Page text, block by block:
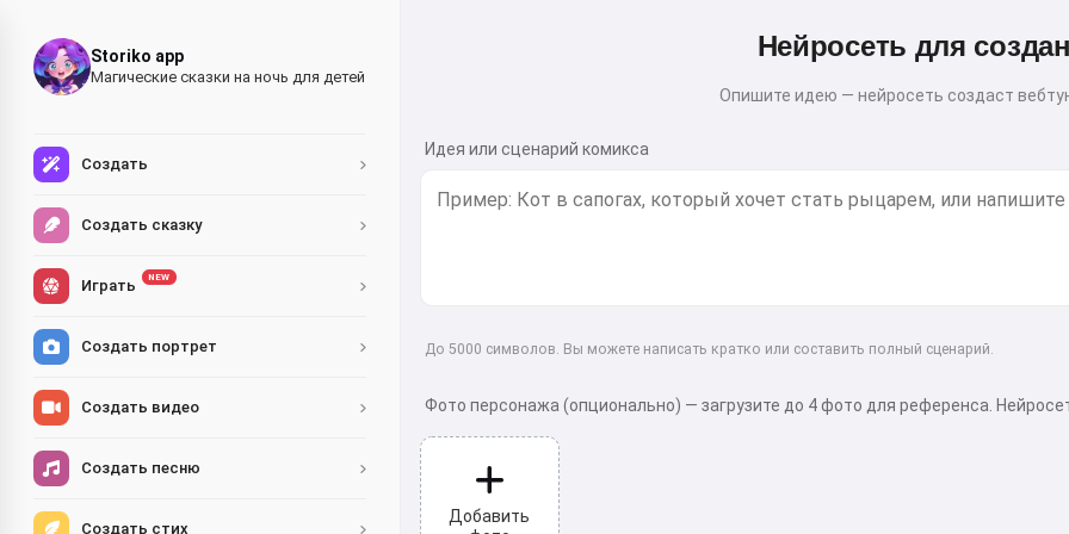
Storiko app
Магические сказки на ночь для детей
Создать
Создать сказку
Играть NEW
Создать портрет
Создать видео
Создать песню
Создать стих
Нейросеть для
Опишите идею — нейросеть создаст
Идея или сценарий комикса
До 5000 символов. Вы можете написать кратко или составить полный сценарий.
Фото персонажа (опционально) — загрузите до 4 фото для референса.
Добавить